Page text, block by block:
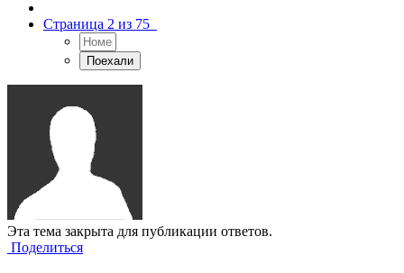
Страница 2 из 75
Эта тема закрыта для публикации ответов.
Поделиться